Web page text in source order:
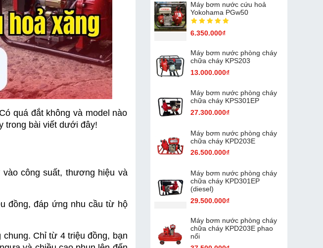
quá đắt không và model nào
trong bài viết dưới đây!
công suất, thương hiệu và
đồng, đáp ứng nhu cầu từ hộ
Chỉ từ 4 triệu đồng, bạn
Máy bơm nước cứu hoả
Yokohama PGw50
6.350.000₫
Máy bơm nước phòng cháy
chữa cháy KPS203
13.000.000₫
Máy bơm nước phòng cháy
chữa cháy KPS301EP
27.300.000₫
Máy bơm nước phòng cháy
chữa cháy KPD203E
26.500.000₫
Máy bơm nước phòng cháy
chữa cháy KPD301EP
(diesel)
29.500.000₫
Máy bơm nước phòng cháy
chữa cháy KPD203E phao
nổi